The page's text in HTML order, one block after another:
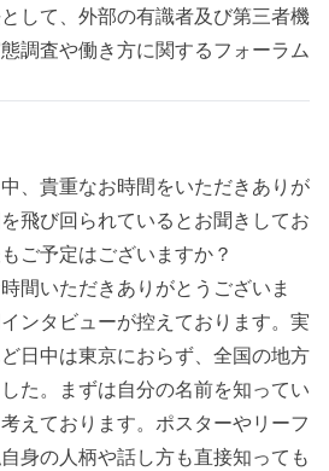
して、外部の有識者及び第三者機
調査や働き方に関するフォーラム
、貴重なお時間をいただきありが
飛び回られているとお聞きしてお
ご予定はございますか？
間いただきありがとうございま
ンタビューが控えております。実
日中は東京におらず、全国の地方
た。まずは自分の名前を知ってい
えております。ポスターやリーフ
身の人柄や話し方も直接知っても